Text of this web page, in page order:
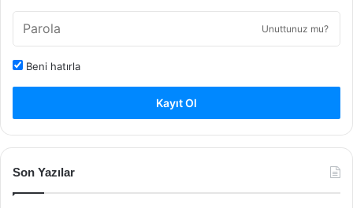
Unuttunuz mu?
Beni hatırla
Kayıt Ol
Son Yazılar